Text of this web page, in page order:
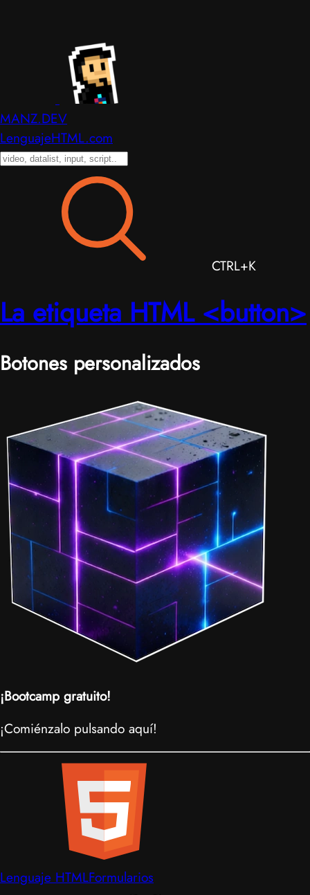
MANZ.DEV
LenguajeHTML.com
CTRL+K
La etiqueta HTML <button>
Botones personalizados
¡Bootcamp gratuito!
¡Comiénzalo pulsando aquí!
Lenguaje HTMLFormularios